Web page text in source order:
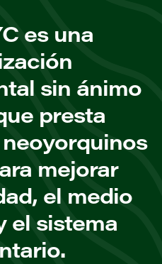
es una
sin ánimo
presta
mejorar
el medio
el sistema